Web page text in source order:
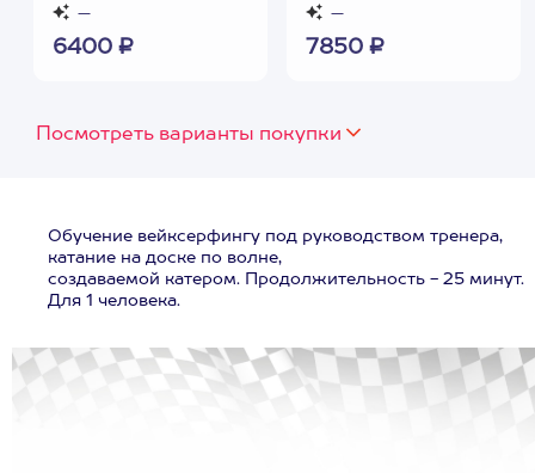
—
6400 ₽
—
7850 ₽
Посмотреть варианты покупки
Обучение вейксерфингу под руководством тренера,
катание на доске по волне,
создаваемой катером. Продолжительность - 25 минут.
Для 1 человека.